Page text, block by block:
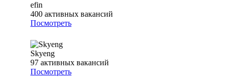
efin
400 активных вакансий
Посмотреть
Skyeng
97 активных вакансий
Посмотреть